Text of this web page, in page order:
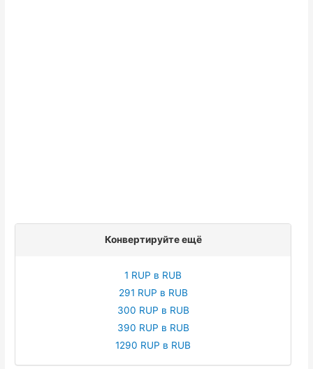
Конвертируйте ещё
1 RUP в RUB
291 RUP в RUB
300 RUP в RUB
390 RUP в RUB
1290 RUP в RUB